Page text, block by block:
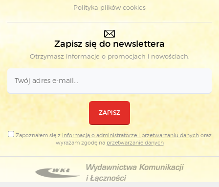
Polityka plików cookies
Zapisz się do newslettera
Otrzymasz informacje o promocjach i nowościach.
ZAPISZ
Zapoznałem się z informacją o administratorze i przetwarzaniu danychoraz
wyrażam zgodę na przetwarzanie danych